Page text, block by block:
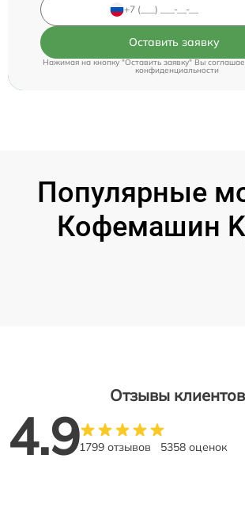
Оставить заявку
Нажимая на кнопку "Оставить заявку" Вы
конфиденциальности
Популярные
Кофемашин
Отзывы клиентов
4.91799 отзывов 5358 оценок